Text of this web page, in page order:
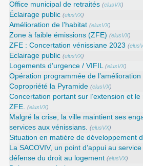
Office municipal de retraités (elusVX)
Éclairage public (elusVX)
Amélioration de l’habitat (elusVX)
Zone à faible émissions (ZFE) (elusVX)
ZFE : Concertation vénissiane 2023 (
Eclairage public (elusVX)
Logements d’urgence / VIFIL (elusVX)
Opération programmée de l’amélioration
Copropriété la Pyramide (elusVX)
Concertation portant sur l’extension et
ZFE. (elusVX)
Malgré la crise, la ville maintient ses
services aux vénissians. (elusVX)
Situation en matière de développement
La SACOVIV, un point d’appui au
défense du droit au logement (elusVX)